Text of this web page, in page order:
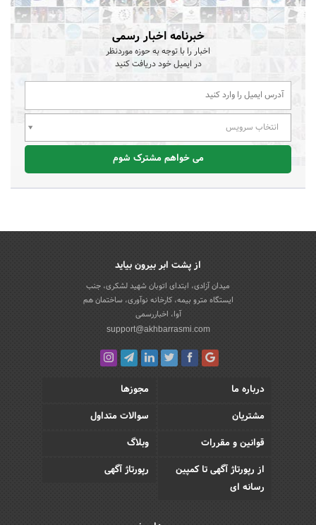
خبرنامه اخبار رسمی
اخبار را با توجه به حوزه موردنظر
در ایمیل خود دریافت کنید
انتخاب سرویس
می خواهم مشترک شوم
از پشت ابر بیرون بیاید
میدان آزادی، ابتدای اتوبان شهید لشکری، جنب
ایستگاه مترو بیمه، کارخانه نوآوری، ساختمان هم
آوا، اخباررسمی
support@akhbarrasmi.com
درباره ما
مجوزها
مشتریان
سوالات متداول
قوانین و مقررات
وبلاگ
از رپورتاژ آگهی تا کمپین
رسانه ای
رپورتاژ آگهی